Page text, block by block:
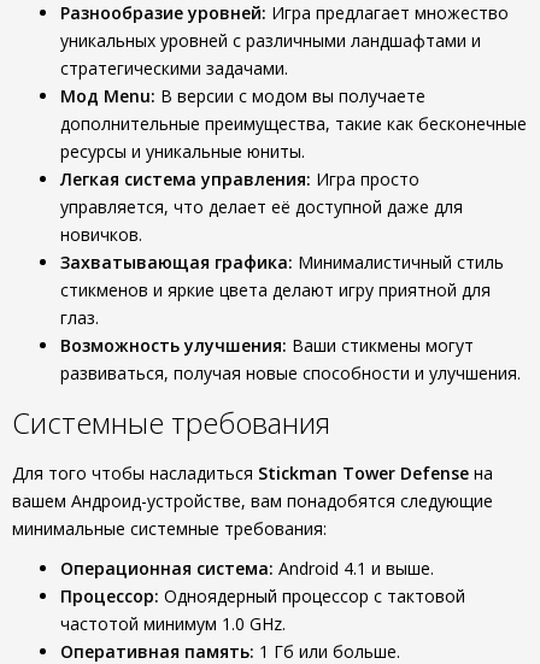
Разнообразие уровней: Игра предлагает множество
уникальных уровней с различными ландшафтами и
стратегическими задачами.
Мод Menu: В версии с модом вы получаете
дополнительные преимущества, такие как бесконечные
ресурсы и уникальные юниты.
Легкая система управления: Игра просто
управляется, что делает её доступной даже для
новичков.
Захватывающая графика: Минималистичный стиль
стикменов и яркие цвета делают игру приятной для
глаз.
Возможность улучшения: Ваши стикмены могут
развиваться, получая новые способности и улучшения.
Системные требования
Для того чтобы насладиться Stickman Tower Defense на
вашем Андроид-устройстве, вам понадобятся следующие
минимальные системные требования:
Операционная система: Android 4.1 и выше.
Процессор: Одноядерный процессор с тактовой
частотой минимум 1.0 GHz.
Оперативная память: 1 Гб или больше.